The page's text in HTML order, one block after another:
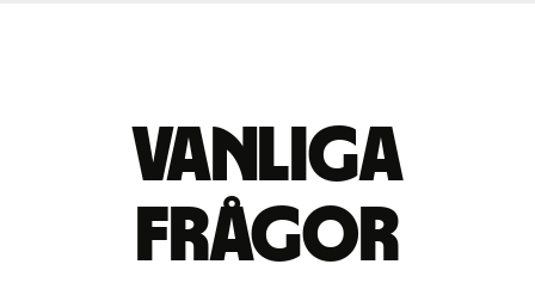
Vanliga
frågor